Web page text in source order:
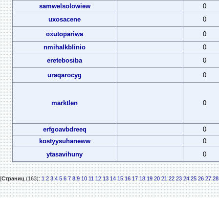
samwelsolowiew
0
uxosacene
0
oxutopariwa
0
nmihalkblinio
0
eretebosiba
0
uraqarocyg
0
marktlen 0
erfgoavbdreeq
0
kostyysuhaneww
0
ytasavihuny
0
[Страниц(163):1 2 3 4 5 6 7 8 9 10 11 12 13 14 15 16 17 18 19 20 21 22 23 24 25 26 27 28